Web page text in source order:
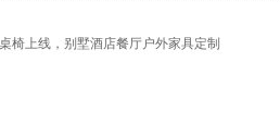
椅上线，别墅酒店餐厅户外家具定制